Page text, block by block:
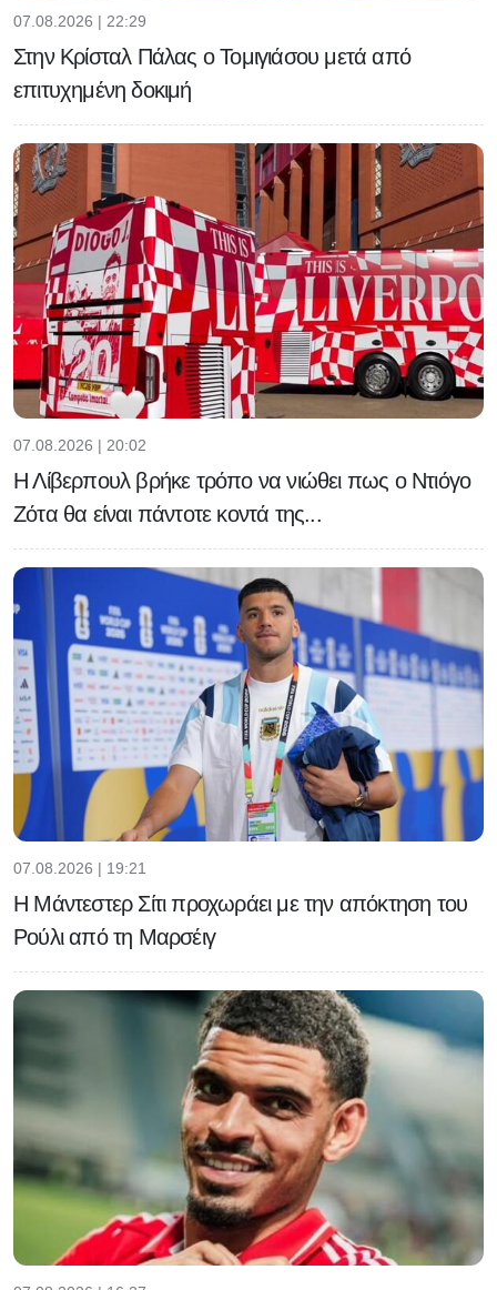
07.08.2026 | 22:29
Στην Κρίσταλ Πάλας ο Τομιγιάσου μετά από
επιτυχημένη δοκιμή
07.08.2026 | 20:02
Η Λίβερπουλ βρήκε τρόπο να νιώθει πως ο Ντιόγο
Ζότα θα είναι πάντοτε κοντά της...
07.08.2026 | 19:21
Η Μάντεστερ Σίτι προχωράει με την απόκτηση του
Ρούλι από τη Μαρσέιγ